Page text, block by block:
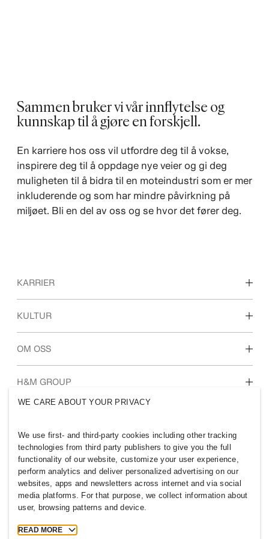
Sammen bruker vi vår innflytelse og
kunnskap til å gjøre en forskjell. ​
En karriere hos oss vil utfordre deg til å vokse,
inspirere deg til å oppdage nye veier og gi deg
muligheten til å bidra til en moteindustri som er mer
inkluderende og som har mindre påvirkning på
miljøet. Bli en del av oss og se hvor det fører deg.
KARRIER
Oppdag våre arbeidsområder
KULTUR
Vår kultur og fordeler
OM OSS
Hvem vi er
Inkludering og mangfold
H&M GROUP
NORWAY
Press Retningslinjer og personvern
Cookies
WE CARE ABOUT YOUR PRIVACY
We use first- and third-party cookies including other tracking
technologies from third party publishers to give you the full
functionality of our website, customize your user experience,
perform analytics and deliver personalized advertising on our
websites, apps and newsletters across internet and via social
media platforms. For that purpose, we collect information about
user, browsing patterns and device.
READ MORE